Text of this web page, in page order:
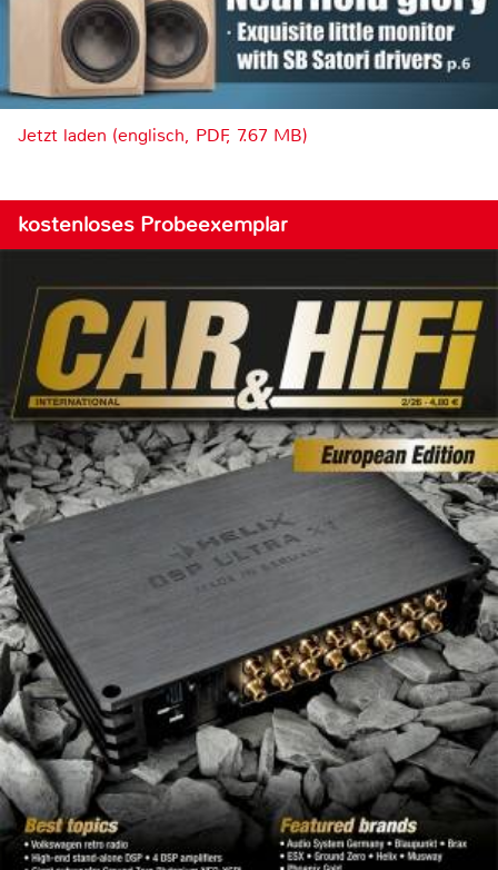
Jetzt laden (englisch, PDF, 7.67 MB)
kostenloses Probeexemplar